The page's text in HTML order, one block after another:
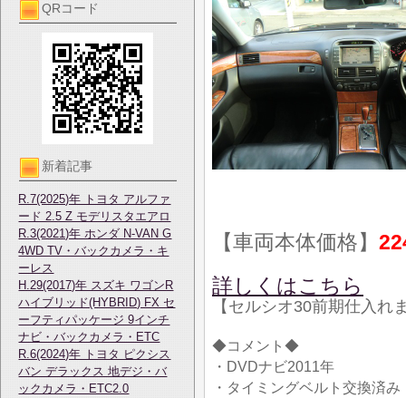
QRコード
新着記事
R.7(2025)年 トヨタ アルファ
ード 2.5 Z モデリスタエアロ
R.3(2021)年 ホンダ N-VAN G
4WD TV・バックカメラ・キ
ーレス
H.29(2017)年 スズキ ワゴンR
ハイブリッド(HYBRID) FX セ
ーフティパッケージ 9インチ
ナビ・バックカメラ・ETC
R.6(2024)年 トヨタ ピクシス
バン デラックス 地デジ・バ
ックカメラ・ETC2.0
【車両本体価格】
詳しくはこちら
【セルシオ30前期仕入れ
◆コメント◆
・DVDナビ2011年
・タイミングベルト交換済み